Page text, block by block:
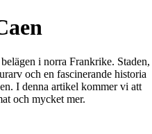
i norra Frankrike. Staden,
och en fascinerande historia
I denna artikel kommer vi att
och mycket mer.